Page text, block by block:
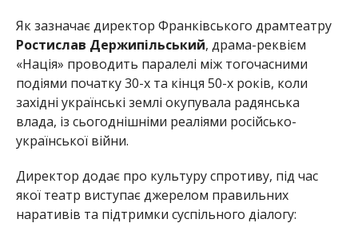
Як зазначає директор Франківського драмтеатру
Ростислав Держипільський, драма-реквієм
«Нація» проводить паралелі між тогочасними
подіями початку 30-х та кінця 50-х років, коли
західні українські землі окупувала радянська
влада, із сьогоднішніми реаліями російсько-
української війни.
Директор додає про культуру спротиву, під час
якої театр виступає джерелом правильних
наративів та підтримки суспільного діалогу: